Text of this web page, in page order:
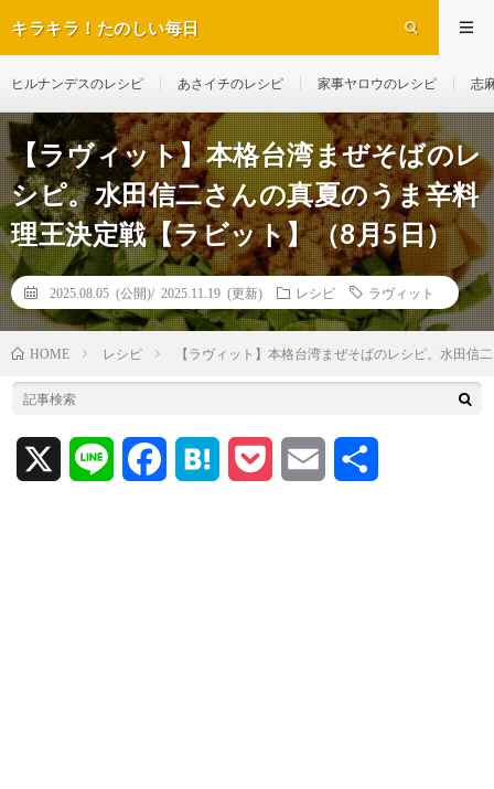
キラキラ！たのしい毎日
ヒルナンデスのレシピ あさイチのレシピ 家事ヤロウのレシピ 志
【ラヴィット】本格台湾まぜそばのレ
シピ。水田信二さんの真夏のうま辛料
理王決定戦【ラビット】（8月5日）
2025.08.05 (公開)/ 2025.11.19 (更新) レシピ ラヴィット
HOME レシピ 【ラヴィット】本格台湾まぜそばのレシピ。水田